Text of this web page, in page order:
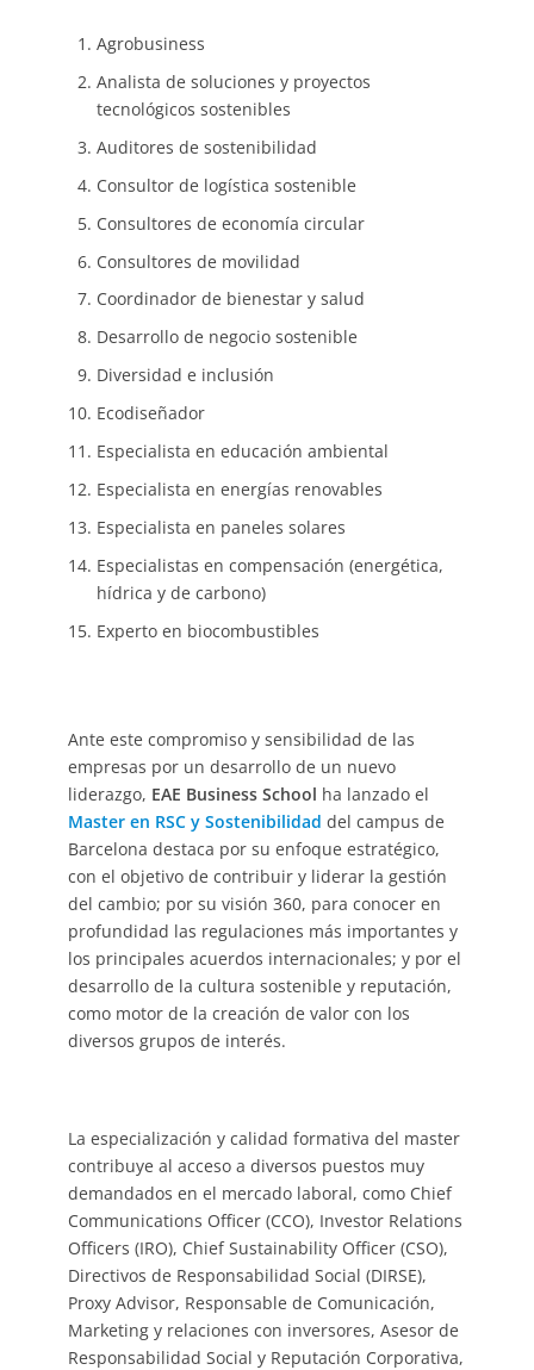
Agrobusiness
Analista de soluciones y proyectos
tecnológicos sostenibles
Auditores de sostenibilidad
Consultor de logística sostenible
Consultores de economía circular
Consultores de movilidad
Coordinador de bienestar y salud
Desarrollo de negocio sostenible
Diversidad e inclusión
Ecodiseñador
Especialista en educación ambiental
Especialista en energías renovables
Especialista en paneles solares
Especialistas en compensación (energética,
hídrica y de carbono)
Experto en biocombustibles
Ante este compromiso y sensibilidad de las
empresas por un desarrollo de un nuevo
liderazgo, EAE Business School ha lanzado el
Master en RSC y Sostenibilidad del campus de
Barcelona destaca por su enfoque estratégico,
con el objetivo de contribuir y liderar la gestión
del cambio; por su visión 360, para conocer en
profundidad las regulaciones más importantes y
los principales acuerdos internacionales; y por el
desarrollo de la cultura sostenible y reputación,
como motor de la creación de valor con los
diversos grupos de interés.
La especialización y calidad formativa del master
contribuye al acceso a diversos puestos muy
demandados en el mercado laboral, como Chief
Communications Officer (CCO), Investor Relations
Officers (IRO), Chief Sustainability Officer (CSO),
Directivos de Responsabilidad Social (DIRSE),
Proxy Advisor, Responsable de Comunicación,
Marketing y relaciones con inversores, Asesor de
Responsabilidad Social y Reputación Corporativa,